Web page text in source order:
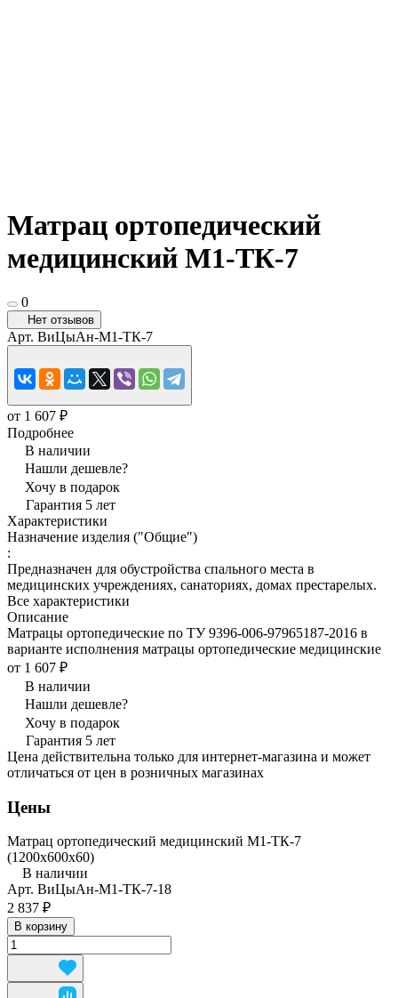
Матрац ортопедический
медицинский М1-ТК-7
0
Нет отзывов
Арт. ВиЦыАн-М1-ТК-7
от 1 607 ₽
Подробнее
В наличии
Нашли дешевле?
Хочу в подарок
Гарантия 5 лет
Характеристики
Назначение изделия ("Общие")
:
Предназначен для обустройства спального места в
медицинских учреждениях, санаториях, домах престарелых.
Все характеристики
Описание
Матрацы ортопедические по ТУ 9396-006-97965187-2016 в
варианте исполнения матрацы ортопедические медицинские
от 1 607 ₽
В наличии
Нашли дешевле?
Хочу в подарок
Гарантия 5 лет
Цена действительна только для интернет-магазина и может
отличаться от цен в розничных магазинах
Цены
Матрац ортопедический медицинский М1-ТК-7
(1200x600x60)
В наличии
Арт. ВиЦыАн-М1-ТК-7-18
2 837 ₽
В корзину